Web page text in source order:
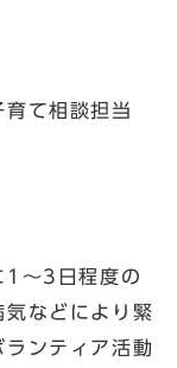
て相談担当
1～3日程度の
などにより緊
ンティア活動